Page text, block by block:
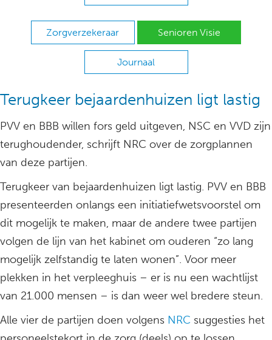
Zorgverzekeraar Senioren Visie
Journaal
Terugkeer bejaardenhuizen ligt lastig
PVV en BBB willen fors geld uitgeven, NSC en VVD zijn
terughoudender, schrijft NRC over de zorgplannen
van deze partijen.
Terugkeer van bejaardenhuizen ligt lastig. PVV en BBB
presenteerden onlangs een initiatiefwetsvoorstel om
dit mogelijk te maken, maar de andere twee partijen
volgen de lijn van het kabinet om ouderen “zo lang
mogelijk zelfstandig te laten wonen”. Voor meer
plekken in het verpleeghuis – er is nu een wachtlijst
van 21.000 mensen – is dan weer wel bredere steun.
Alle vier de partijen doen volgens NRC suggesties het